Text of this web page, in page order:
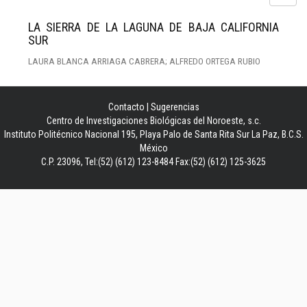
LA SIERRA DE LA LAGUNA DE BAJA CALIFORNIA
SUR
LAURA BLANCA ARRIAGA CABRERA; ALFREDO ORTEGA RUBIO
Contacto
Sugerencias
Centro de Investigaciones Biológicas del Noroeste, s.c.
Instituto Politécnico Nacional 195, Playa Palo de Santa Rita Sur La Paz, B.C.S.
México
C.P. 23096, Tel:(52) (612) 123-8484 Fax:(52) (612) 125-3625